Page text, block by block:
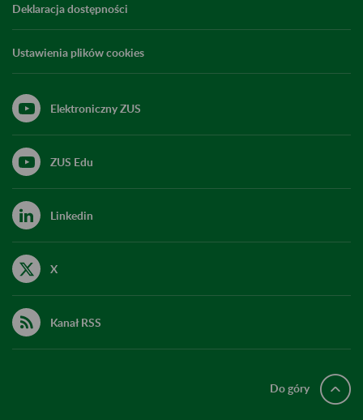
Deklaracja dostępności
Ustawienia plików cookies
Elektroniczny ZUS
ZUS Edu
Linkedin
X
Kanał RSS
Do góry